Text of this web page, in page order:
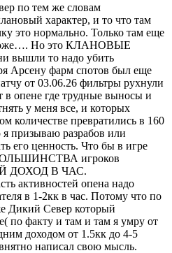
по тем же словам
характер, и то что там
это нормально. Только там еще
Но это КЛАНОВЫЕ
вышли то надо убить
Арсену фарм спотов был еще
от 03.06.26 фильтры рухнули
в опене где трудные выносы и
у меня все, и которых
количестве превратились в 160
призываю разрабов или
его ценность. Что бы в игре
игроков
ДОХОД В ЧАС.
активностей опена надо
в 1-2кк в час. Потому что по
Дикий Север который
по факту и там и там я умру от
доходом от 1.5кк до 4-5
написал свою мысль.